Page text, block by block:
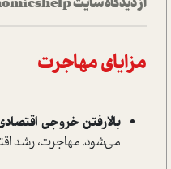
از دیدگاه سایت economicshelp
مزایای مهاجرت
بالا‌رفتن خروجی
می‌شود. مهاجرت، رشد